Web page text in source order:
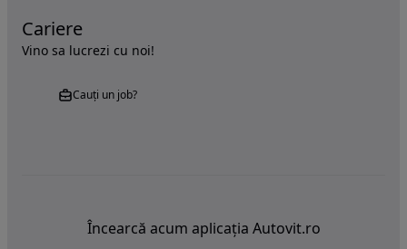
Cariere
Vino sa lucrezi cu noi!
Cauți un job?
Încearcă acum aplicația Autovit.ro